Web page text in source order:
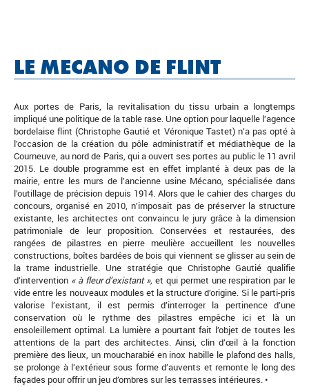
LE MECANO DE FLINT
Aux portes de Paris, la revitalisation du tissu urbain a longtemps
impliqué une politique de la table rase. Une option pour laquelle l’agence
bordelaise flint (Christophe Gautié et Véronique Tastet) n’a pas opté à
l’occasion de la création du pôle administratif et médiathèque de la
Courneuve, au nord de Paris, qui a ouvert ses portes au public le 11 avril
2015. Le double programme est en effet implanté à deux pas de la
mairie, entre les murs de l’ancienne usine Mécano, spécialisée dans
l’outillage de précision depuis 1914. Alors que le cahier des charges du
concours, organisé en 2010, n’imposait pas de préserver la structure
existante, les architectes ont convaincu le jury grâce à la dimension
patrimoniale de leur proposition. Conservées et restaurées, des
rangées de pilastres en pierre meulière accueillent les nouvelles
constructions, boîtes bardées de bois qui viennent se glisser au sein de
la trame industrielle. Une stratégie que Christophe Gautié qualifie
d’intervention « à fleur d’existant », et qui permet une respiration par le
vide entre les nouveaux modules et la structure d’origine. Si le parti-pris
valorise l’existant, il est permis d’interroger la pertinence d’une
conservation où le rythme des pilastres empêche ici et là un
ensoleillement optimal. La lumière a pourtant fait l’objet de toutes les
attentions de la part des architectes. Ainsi, clin d’œil à la fonction
première des lieux, un moucharabié en inox habille le plafond des halls,
se prolonge à l’extérieur sous forme d’auvents et remonte le long des
façades pour offrir un jeu d’ombres sur les terrasses intérieures. •